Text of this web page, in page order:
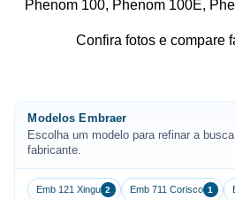
Phenom 100, Phenom 100E,
Confira fotos e compare
Modelos Embraer
Escolha um modelo para refinar a
fabricante.
Emb 121 Xingu 2 Emb 711 Corisco 1